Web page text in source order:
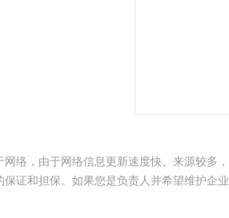
网络，由于网络信息更新速度快、来源较多
证和担保。如果您是负责人并希望维护企